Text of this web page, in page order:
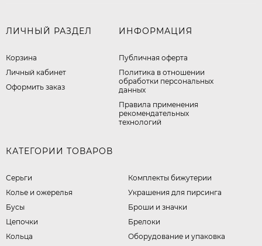
ЛИЧНЫЙ РАЗДЕЛ
Корзина
Личный кабинет
Оформить заказ
ИНФОРМАЦИЯ
Публичная оферта
​Политика в отношении
обработки персональных
данных
Правила применения
рекомендательных
технологий
КАТЕГОРИИ ТОВАРОВ
Серьги
Колье и ожерелья
Бусы
Цепочки
Кольца
Комплекты бижутерии
Украшения для пирсинга
Броши и значки
Брелоки
Оборудование и упаковка